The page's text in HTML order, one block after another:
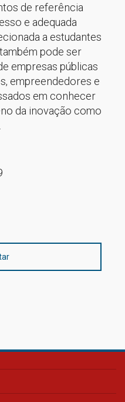
de referência
e adequada
a estudantes
pode ser
empresas públicas
empreendedores e
em conhecer
da inovação como